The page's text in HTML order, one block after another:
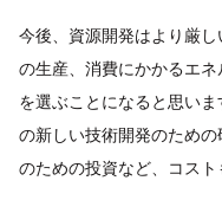
今後、資源開発はより厳
の生産、消費にかかるエ
を選ぶことになると思い
の新しい技術開発のため
のための投資など、コスト